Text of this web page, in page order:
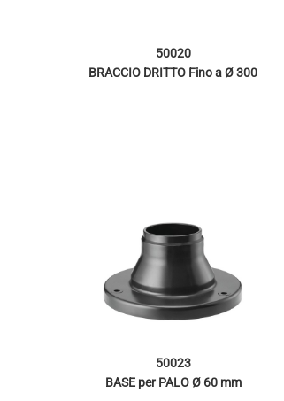
50020
BRACCIO DRITTO Fino a Ø 300
50023
BASE per PALO Ø 60 mm